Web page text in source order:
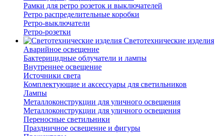
Рамки для ретро розеток и выключателей
Ретро распределительные коробки
Ретро-выключатели
Ретро-розетки
Светотехнические изделия
Аварийное освещение
Бактерицидные облучатели и лампы
Внутреннее освещение
Источники света
Комплектующие и аксессуары для светильников
Лампы
Металлоконструкции для уличного освещения
Металлоконструкции для уличного освещения
Переносные светильники
Праздничное освещение и фигуры